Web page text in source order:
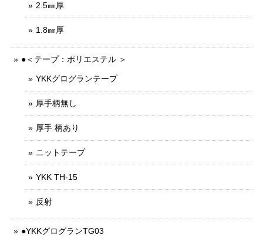
2.5㎜厚
1.8㎜厚
●＜テープ：ポリエステル ＞
YKKグログランテープ
厚手柄無し
厚手 柄あり
ニットテープ
YKK TH-15
反射
●YKKグログランTG03